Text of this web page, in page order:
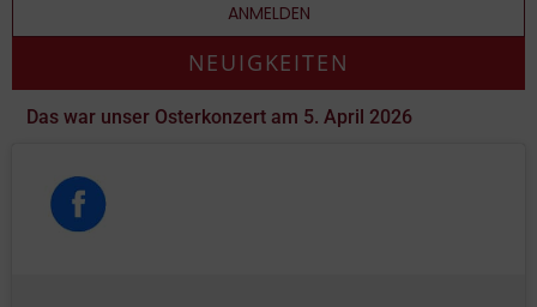
ANMELDEN
NEUIGKEITEN
Das war unser Osterkonzert am 5. April 2026